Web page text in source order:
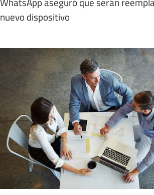
nuevo dispositivo